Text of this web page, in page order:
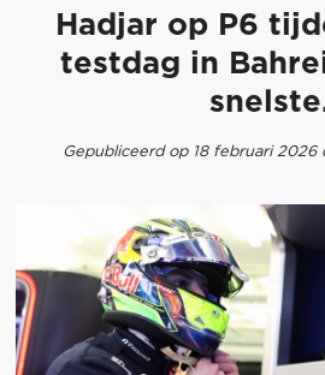
Hadjar op P6
testdag in
Gepubliceerd op 18 februari 2026